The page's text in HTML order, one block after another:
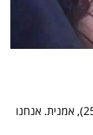
ניצן והדר ניצן (34), אמן רב תחומי וצלם, והדר (25), אמנית. אנחנו